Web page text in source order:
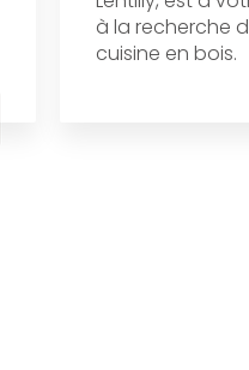
à la recherche
cuisine en bois.